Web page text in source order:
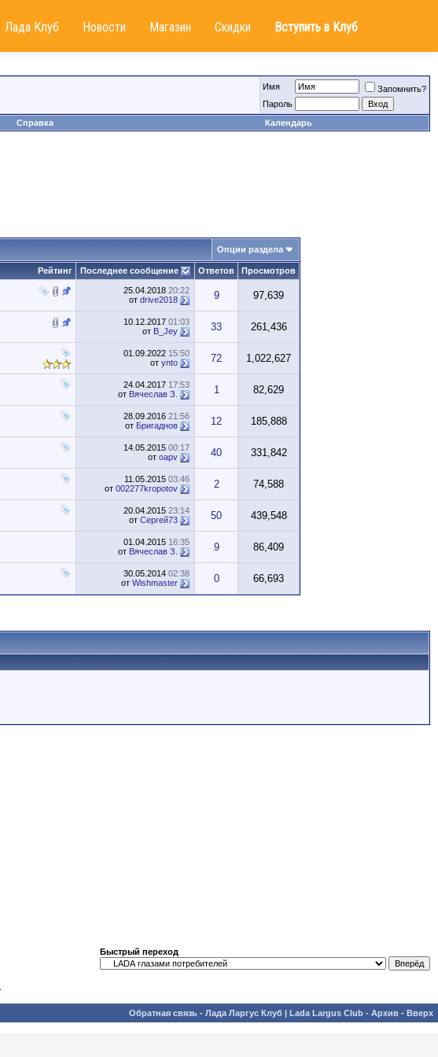
Лада Клуб Новости Магазин Скидки Вступить в Клуб
Имя
Запомнить?
Пароль
Справка Календарь
Опции раздела
Рейтинг Последнее сообщение Ответов Просмотров
25.04.2018 20:22
от drive2018 9 97,639
10.12.2017 01:03
от B_Jey 33 261,436
01.09.2022 15:50
от ynto 72 1,022,627
24.04.2017 17:53
от Вячеслав З. 1 82,629
28.09.2016 21:56
от Бригаднов 12 185,888
14.05.2015 00:17
от oapv 40 331,842
11.05.2015 03:46
от 002277kropotov 2 74,588
20.04.2015 23:14
от Сергей73 50 439,548
01.04.2015 16:35
от Вячеслав З. 9 86,409
30.05.2014 02:38
от Wishmaster 0 66,693
Быстрый переход
Обратная связь - Лада Ларгус Клуб | Lada Largus Club - Архив - Вверх